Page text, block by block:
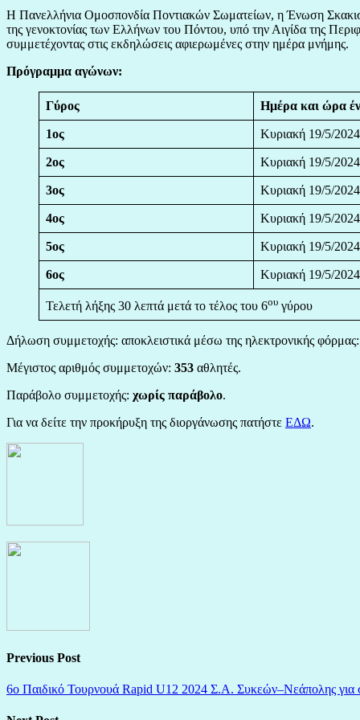
Η Πανελλήνια Ομοσπονδία Ποντιακών Σωματείων, η Ένωση
της γενοκτονίας των Ελλήνων του Πόντου, υπό την Αιγίδα της
συμμετέχοντας στις εκδηλώσεις αφιερωμένες στην ημέρα μνήμης.
Πρόγραμμα αγώνων:
Γύρος Ημέρα και ώρα
1ος Κυριακή 19/5/
2ος Κυριακή 19/5/
3ος Κυριακή 19/5/
4ος Κυριακή 19/5/
5ος Κυριακή 19/5/
6ος Κυριακή 19/5/
Τελετή λήξης 30 λεπτά μετά το τέλος του 6ου γύρου
Δήλωση συμμετοχής: αποκλειστικά μέσω της ηλεκτρονικής
Μέγιστος αριθμός συμμετοχών: 353 αθλητές.
Παράβολο συμμετοχής: χωρίς παράβολο.
Για να δείτε την προκήρυξη της διοργάνωσης πατήστε ΕΔΩ.
Previous Post
6ο Παιδικό Τουρνουά Rapid U12 2024 Σ.Α. Συκεών–Νεάπολης για